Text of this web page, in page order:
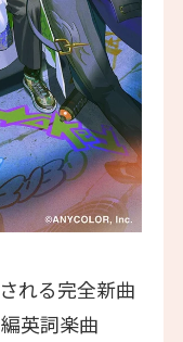
れる完全新曲
英詞楽曲